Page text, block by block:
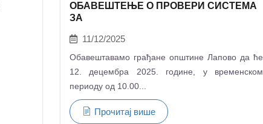
ОБАВЕШТЕЊЕ О ПРОВЕРИ СИСТЕМА
ЗА
11/12/2025
Обавештавамо грађане општине Лапово да ће
12. децембра 2025. године, у временском
периоду од 10.00...
Прочитај више